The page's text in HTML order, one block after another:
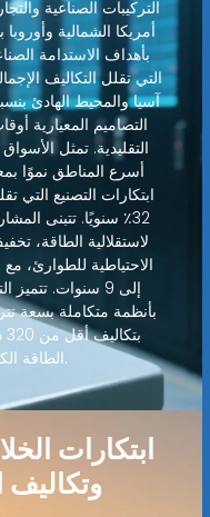
التركيبات الصناعية
بأهداف الاستدامة
التقليدية. تمثل
ابتكارات التصنيع التي
32٪ سنويًا. تتبنى
لاستقلالية الطاقة،
إلى 9 سنوات.
الطاقة الكاملة للمشاريع الصناعية.
ابتكارات
وتكاليف